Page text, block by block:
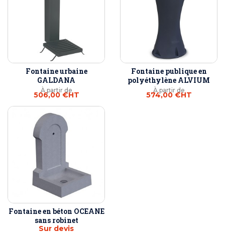
Fontaine urbaine
GALDANA
À partir de
506,00 €HT
Fontaine publique en
polyéthylène ALVIUM
À partir de
574,00 €HT
Fontaine en béton OCEANE
sans robinet
Sur devis